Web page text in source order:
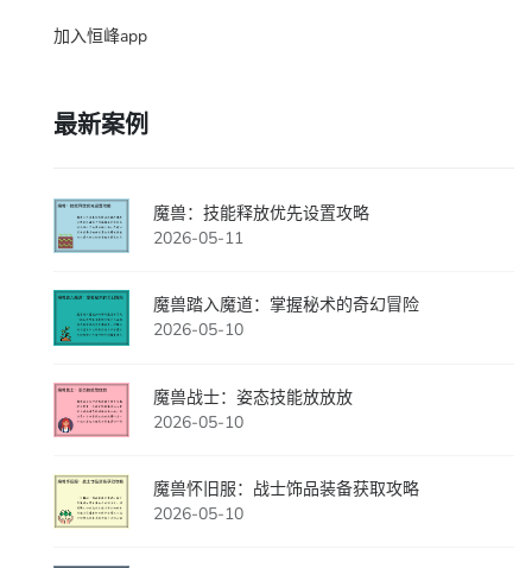
加入恒峰app
最新案例
魔兽：技能释放优先设置攻略
2026-05-11
魔兽踏入魔道：掌握秘术的奇幻冒险
2026-05-10
魔兽战士：姿态技能放放放
2026-05-10
魔兽怀旧服：战士饰品装备获取攻略
2026-05-10